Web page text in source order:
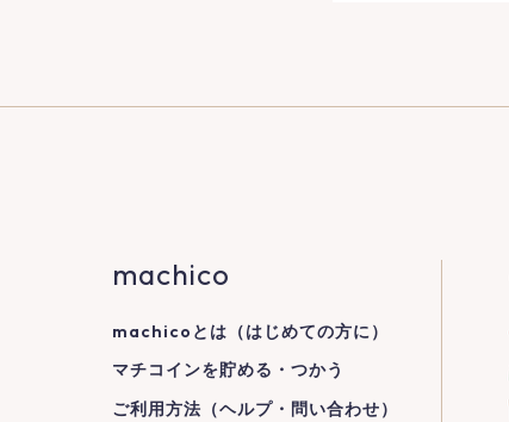
machico
machicoとは（はじめての方に）
マチコインを貯める・つかう
ご利用方法（ヘルプ・問い合わせ）